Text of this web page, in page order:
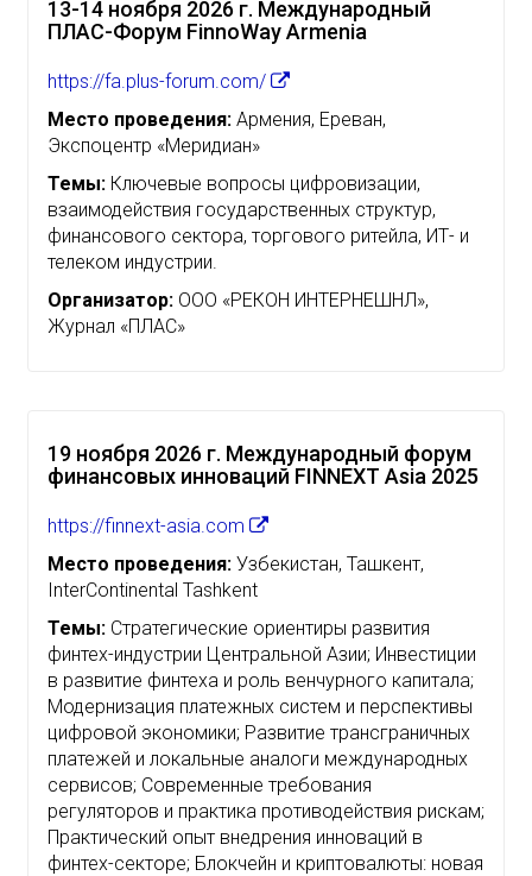
13-14 ноября 2026 г. Международный
ПЛАС-Форум FinnoWay Armenia
https://fa.plus-forum.com/
Место проведения: Армения, Ереван,
Экспоцентр «Меридиан»
Темы: Ключевые вопросы цифровизации,
взаимодействия государственных структур,
финансового сектора, торгового ритейла, ИТ- и
телеком индустрии.
Организатор: ООО «РЕКОН ИНТЕРНЕШНЛ»,
Журнал «ПЛАС»
19 ноября 2026 г. Международный форум
финансовых инноваций FINNEXT Asia 2025
https://finnext-asia.com
Место проведения: Узбекистан, Ташкент,
InterContinental Tashkent
Темы: Стратегические ориентиры развития
финтех-индустрии Центральной Азии; Инвестиции
в развитие финтеха и роль венчурного капитала;
Модернизация платежных систем и перспективы
цифровой экономики; Развитие трансграничных
платежей и локальные аналоги международных
сервисов; Современные требования
регуляторов и практика противодействия рискам;
Практический опыт внедрения инноваций в
финтех-секторе; Блокчейн и криптовалюты: новая